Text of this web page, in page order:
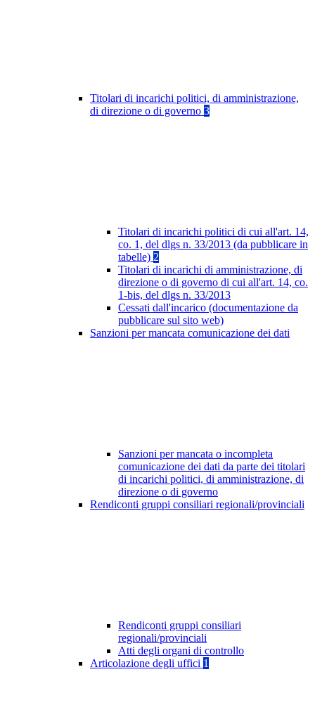
Titolari di incarichi politici, di amministrazione,
di direzione o di governo 3
Titolari di incarichi politici di cui all'art. 14,
co. 1, del dlgs n. 33/2013 (da pubblicare in
tabelle) 2
Titolari di incarichi di amministrazione, di
direzione o di governo di cui all'art. 14, co.
1-bis, del dlgs n. 33/2013
Cessati dall'incarico (documentazione da
pubblicare sul sito web)
Sanzioni per mancata comunicazione dei dati
Sanzioni per mancata o incompleta
comunicazione dei dati da parte dei titolari
di incarichi politici, di amministrazione, di
direzione o di governo
Rendiconti gruppi consiliari regionali/provinciali
Rendiconti gruppi consiliari
regionali/provinciali
Atti degli organi di controllo
Articolazione degli uffici 1